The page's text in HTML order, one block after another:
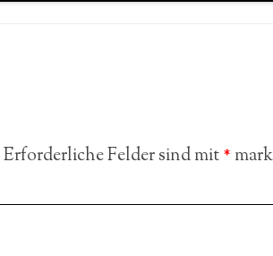
Erforderliche Felder sind mit*